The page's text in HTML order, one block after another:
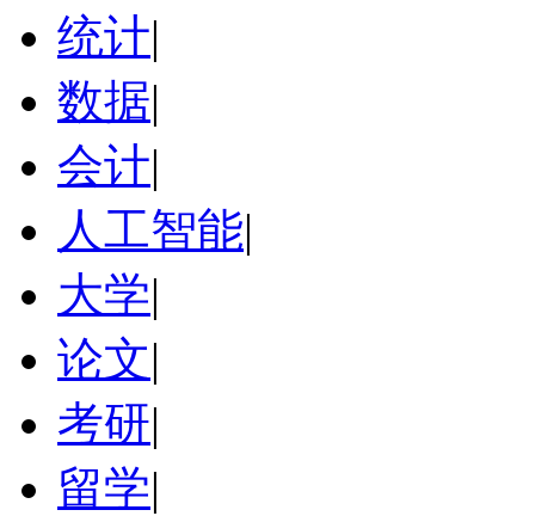
统计|
数据|
会计|
人工智能|
大学|
论文|
考研|
留学|